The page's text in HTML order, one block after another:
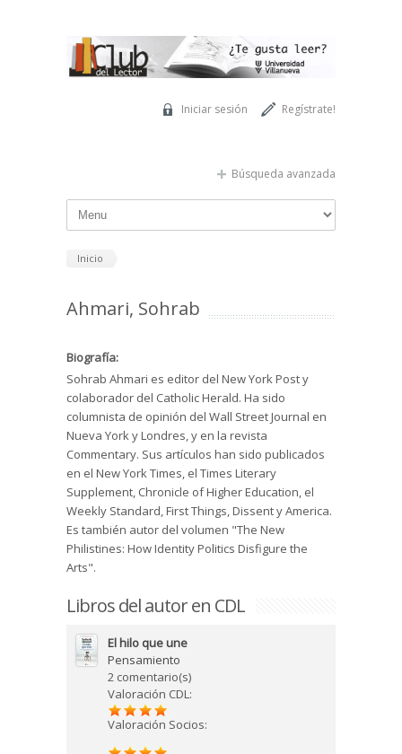
Regístrate!
Iniciar sesión
Búsqueda avanzada
Inicio
Ahmari, Sohrab
Biografía:
Sohrab Ahmari es editor del New York Post y
colaborador del Catholic Herald. Ha sido
columnista de opinión del Wall Street Journal en
Nueva York y Londres, y en la revista
Commentary. Sus artículos han sido publicados
en el New York Times, el Times Literary
Supplement, Chronicle of Higher Education, el
Weekly Standard, First Things, Dissent y America.
Es también autor del volumen "The New
Philistines: How Identity Politics Disfigure the
Arts".
Libros del autor en CDL
El hilo que une
Pensamiento
2 comentario(s)
Valoración CDL:
Valoración Socios: